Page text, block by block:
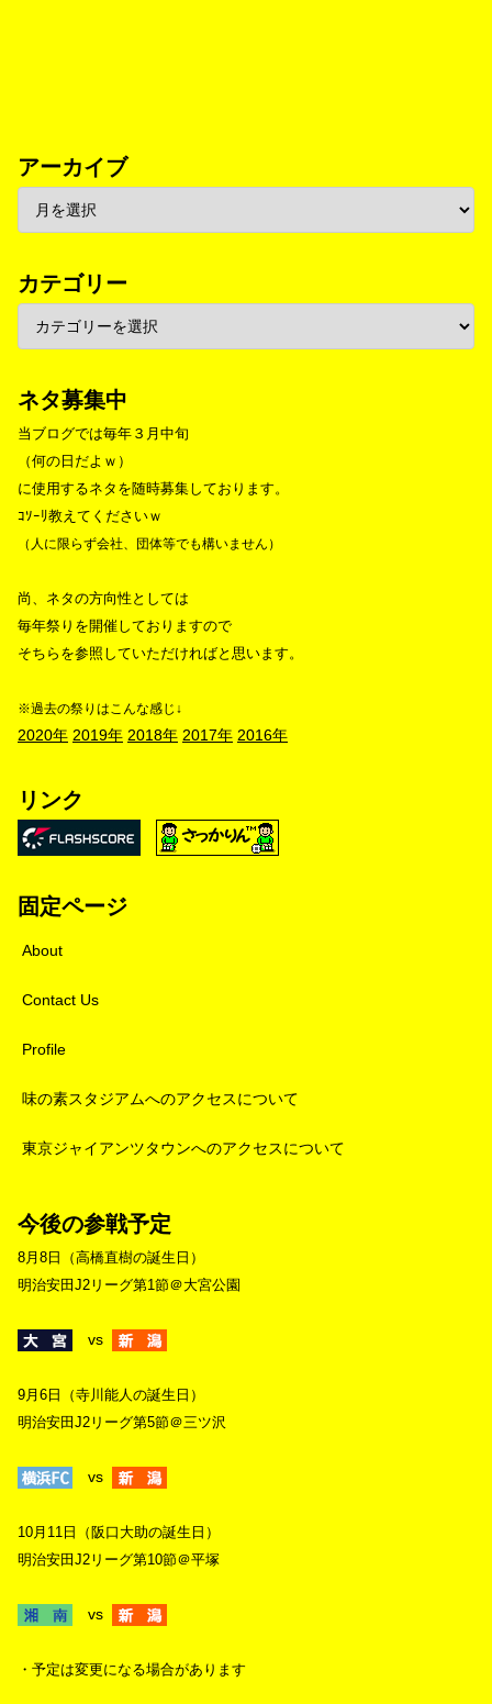
アーカイブ
カテゴリー
ネタ募集中
当ブログでは毎年３月中旬
（何の日だよｗ）
に使用するネタを随時募集しております。
ｺｿｰﾘ教えてくださいｗ
（人に限らず会社、団体等でも構いません）
尚、ネタの方向性としては
毎年祭りを開催しておりますので
そちらを参照していただければと思います。
※過去の祭りはこんな感じ↓
2020年 2019年 2018年 2017年 2016年
リンク
固定ページ
About
Contact Us
Profile
味の素スタジアムへのアクセスについて
東京ジャイアンツタウンへのアクセスについて
今後の参戦予定
8月8日（高橋直樹の誕生日）
明治安田J2リーグ第1節＠大宮公園
vs
9月6日（寺川能人の誕生日）
明治安田J2リーグ第5節＠三ツ沢
vs
10月11日（阪口大助の誕生日）
明治安田J2リーグ第10節＠平塚
vs
・予定は変更になる場合があります